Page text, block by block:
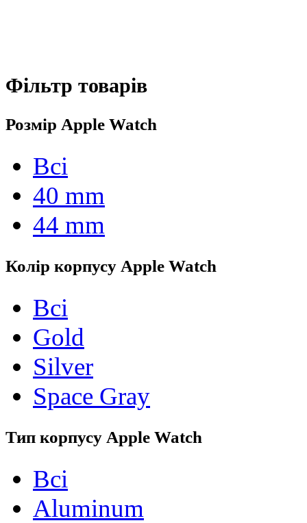
Фільтр товарів
Розмір Apple Watch
Всі
40 mm
44 mm
Колір корпусу Apple Watch
Всі
Gold
Silver
Space Gray
Тип корпусу Apple Watch
Всі
Aluminum